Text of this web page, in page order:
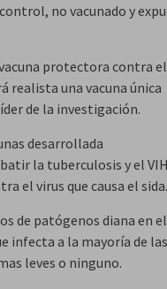
no vacunado y
protectora contra el
realista una vacuna única
de la investigación.
desarrollada
la tuberculosis y el
el virus que causa el sida.
de patógenos diana en el
infecta a la mayoría de las
leves o ninguno.